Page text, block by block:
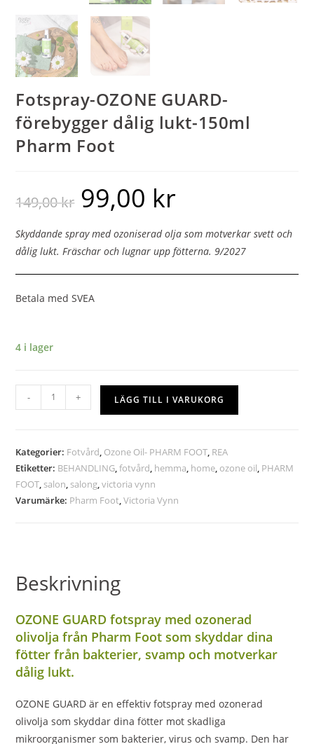
Fotspray-OZONE GUARD-
förebygger dålig lukt-150ml
Pharm Foot
149,00kr 99,00 kr
Skyddande spray med ozoniserad olja som motverkar svett och
dålig lukt. Fräschar och lugnar upp fötterna. 9/2027
Betala med SVEA
4 i lager
- + LÄGG TILL I VARUKORG
Kategorier: Fotvård Ozone Oil- PHARM FOOT REA
Etiketter: BEHANDLING ,fotvård hemma home ozone oil PHARM
FOOT salon salong ,victoria vynn
Varumärke: Pharm Foot ,Victoria Vynn
Beskrivning
OZONE GUARD fotspray med ozonerad
olivolja från Pharm Foot som skyddar dina
fötter från bakterier, svamp och motverkar
dålig lukt.
OZONE GUARD är en effektiv fotspray med ozonerad
olivolja som skyddar dina fötter mot skadliga
mikroorganismer som bakterier, virus och svamp. Den har